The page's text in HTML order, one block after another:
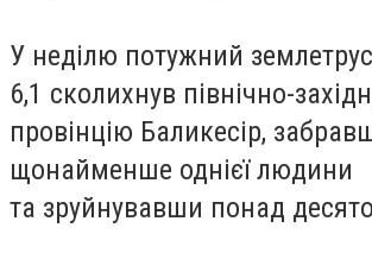
У неділю потужний
6,1 сколихнув північно-
провінцію Баликесір,
щонайменше однієї людини
та зруйнувавши понад